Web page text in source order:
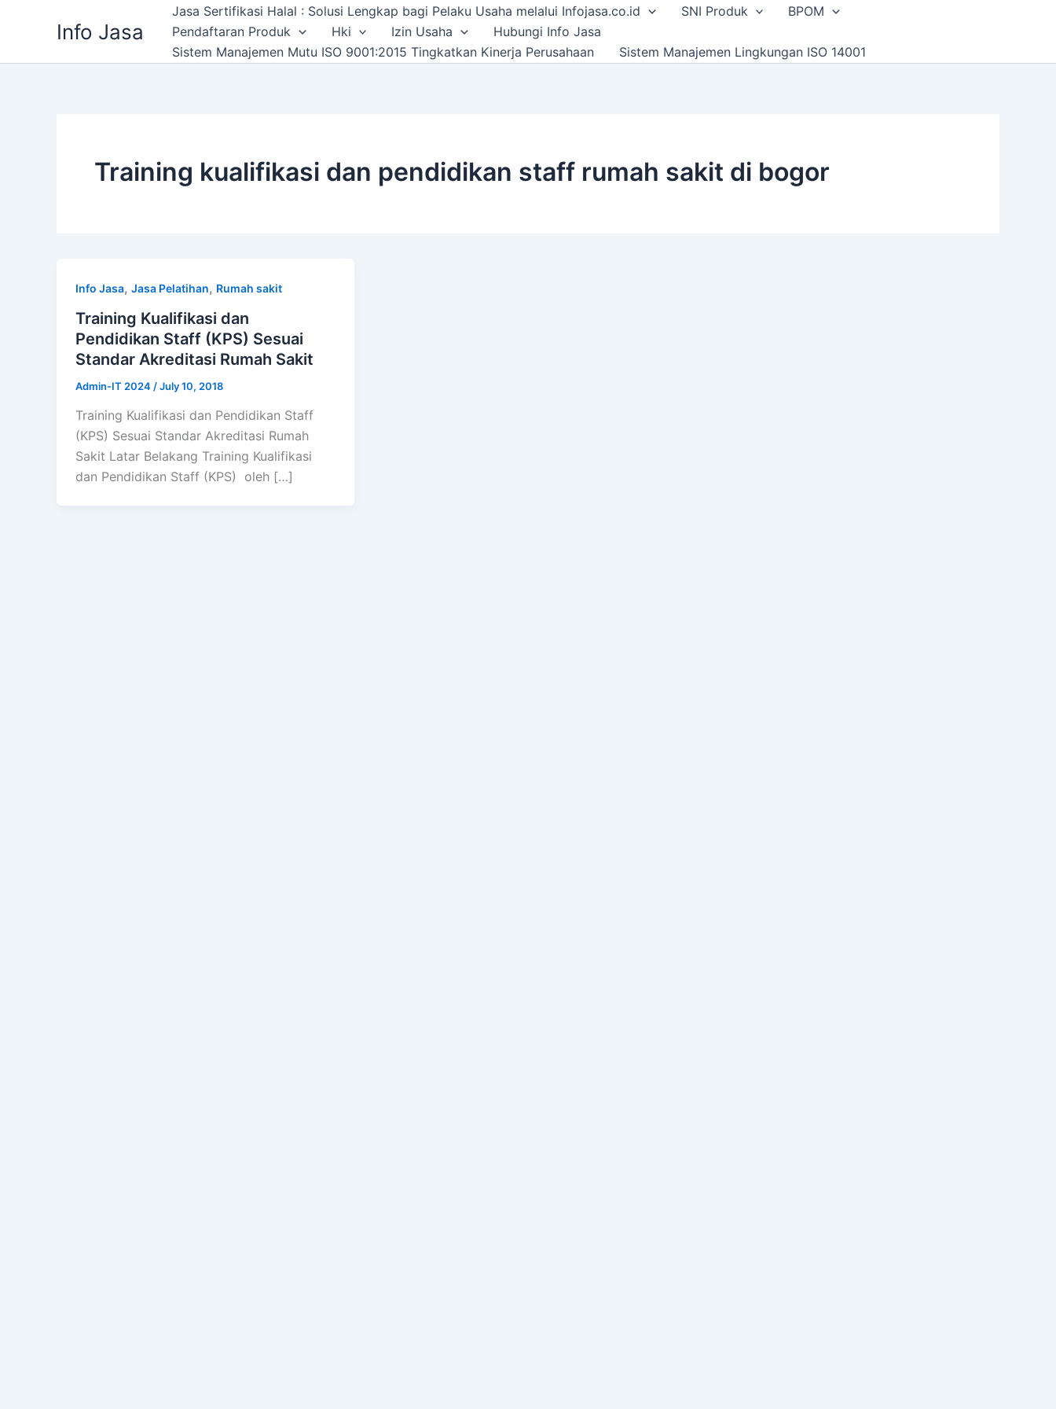
Info Jasa
Jasa Sertifikasi Halal : Solusi Lengkap bagi Pelaku Usaha melalui Infojasa.co.id SNI Produk
BPOM
Pendaftaran Produk
Hki Izin Usaha
Hubungi Info Jasa
Sistem Manajemen Mutu ISO 9001:2015 Tingkatkan Kinerja Perusahaan
Sistem Manajemen Lingkungan ISO 14001
Training kualifikasi dan pendidikan staff rumah sakit di bogor
Info Jasa, Jasa Pelatihan, Rumah sakit
Training Kualifikasi dan
Pendidikan Staff (KPS) Sesuai
Standar Akreditasi Rumah Sakit
Admin-IT 2024 /July 10, 2018
Training Kualifikasi dan Pendidikan Staff
(KPS) Sesuai Standar Akreditasi Rumah
Sakit Latar Belakang Training Kualifikasi
dan Pendidikan Staff (KPS) oleh […]